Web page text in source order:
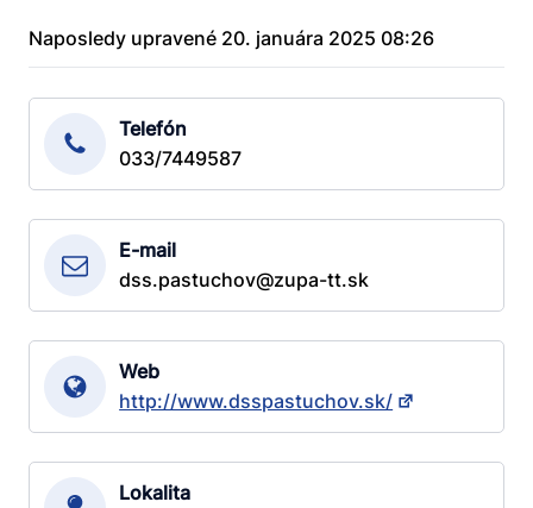
Naposledy upravené 20. januára 2025 08:26
Telefón
033/7449587
E-mail
dss.pastuchov@zupa-tt.sk
Web
http://www.dsspastuchov.sk/
Lokalita